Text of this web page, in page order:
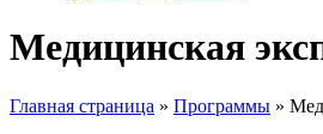
Медицинская
Главная страница » Программы »